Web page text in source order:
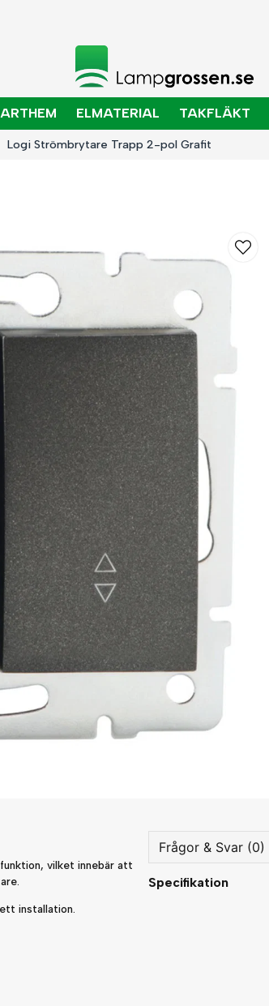
ELMATERIAL TAKFLÄKT
Logi Strömbrytare Trapp 2-pol Grafit
vilket innebär att
installation.
Frågor & Svar (0)
question
Specifikation